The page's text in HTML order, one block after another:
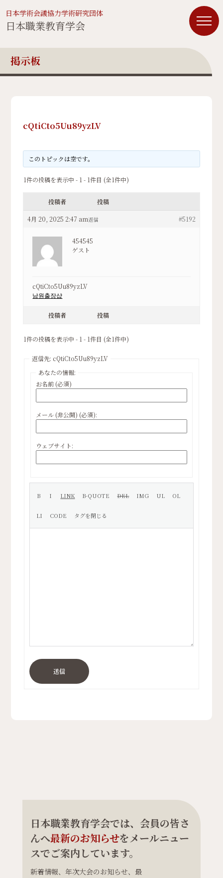
日本学術会議協力学術研究団体
日本職業教育学会
掲示板
cQtiCto5Uu89yzLV
このトピックは空です。
1件の投稿を表示中 - 1 - 1件目 (全1件中)
投稿者 投稿
4月 20, 2025 2:47 am #5192
返信
454545
ゲスト
cQtiCto5Uu89yzLV
남원출장샵
投稿者 投稿
1件の投稿を表示中 - 1 - 1件目 (全1件中)
返信先: cQtiCto5Uu89yzLV
あなたの情報:
お名前 (必須)
メール (非公開) (必須):
ウェブサイト:
送信
日本職業教育学会では、会員の皆さ
んへ最新のお知らせをメールニュー
スでご案内しています。
新着情報、年次大会のお知らせ、最